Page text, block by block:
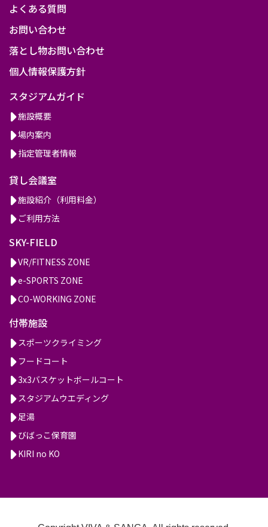
よくある質問
お問い合わせ
落とし物お問い合わせ
個人情報保護方針
スタジアムガイド
施設概要
場内案内
指定管理者情報
貸し会議室
施設紹介（利用料金）
ご利用方法
SKY-FIELD
VR/FITNESS ZONE
e-SPORTS ZONE
CO-WORKING ZONE
付帯施設
スポーツクライミング
フードコート
3x3バスケットボールコート
スタジアムウエディング
足湯
びばっこ保育園
KIRI no KO